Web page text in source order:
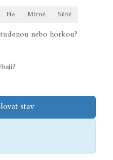
Ne Mírně Silně
nebo horkou?
stav